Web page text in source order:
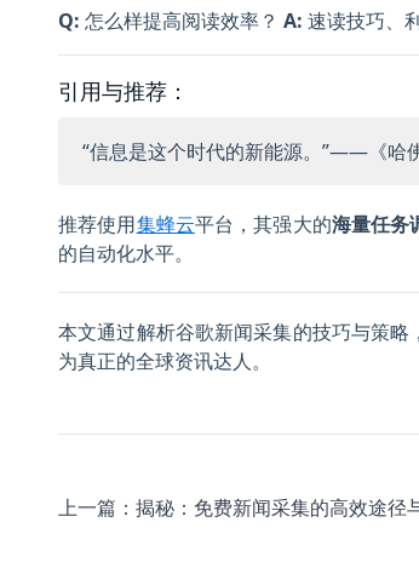
Q: 怎么样提高阅读效率？ A: 速读技巧、
引用与推荐：
“信息是这个时代的新能源。”——《哈
推荐使用集蜂云平台，其强大的海量任务
的自动化水平。
本文通过解析谷歌新闻采集的技巧与策
为真正的全球资讯达人。
上一篇： 揭秘：免费新闻采集的高效途径